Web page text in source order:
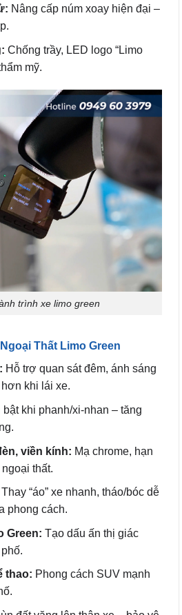
Nâng cấp núm xoay hiện đại –
Chống trầy, LED logo “Limo
mỹ.
trình xe limo green
Thất Limo Green
Hỗ trợ quan sát đêm, ánh sáng
khi lái xe.
bật khi phanh/xi-nhan – tăng
viền kính: Mạ chrome, hạn
thất.
Thay “áo” xe nhanh, tháo/bóc dễ
phong cách.
Green: Tạo dấu ấn thị giác
thao: Phong cách SUV mạnh